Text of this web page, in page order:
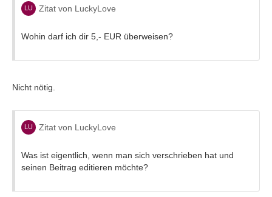
Zitat von LuckyLove
Wohin darf ich dir 5,- EUR überweisen?
Nicht nötig.
Zitat von LuckyLove
Was ist eigentlich, wenn man sich verschrieben hat und
seinen Beitrag editieren möchte?